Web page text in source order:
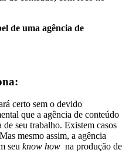
de uma agência de
certo sem o devido
que a agência de conteúdo
seu trabalho. Existem casos
mesmo assim, a agência
seu know how na produção de